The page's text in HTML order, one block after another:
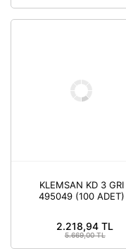
KLEMSAN KD 3 GRI
495049 (100 ADET)
2.218,94 TL
5.669,00 TL